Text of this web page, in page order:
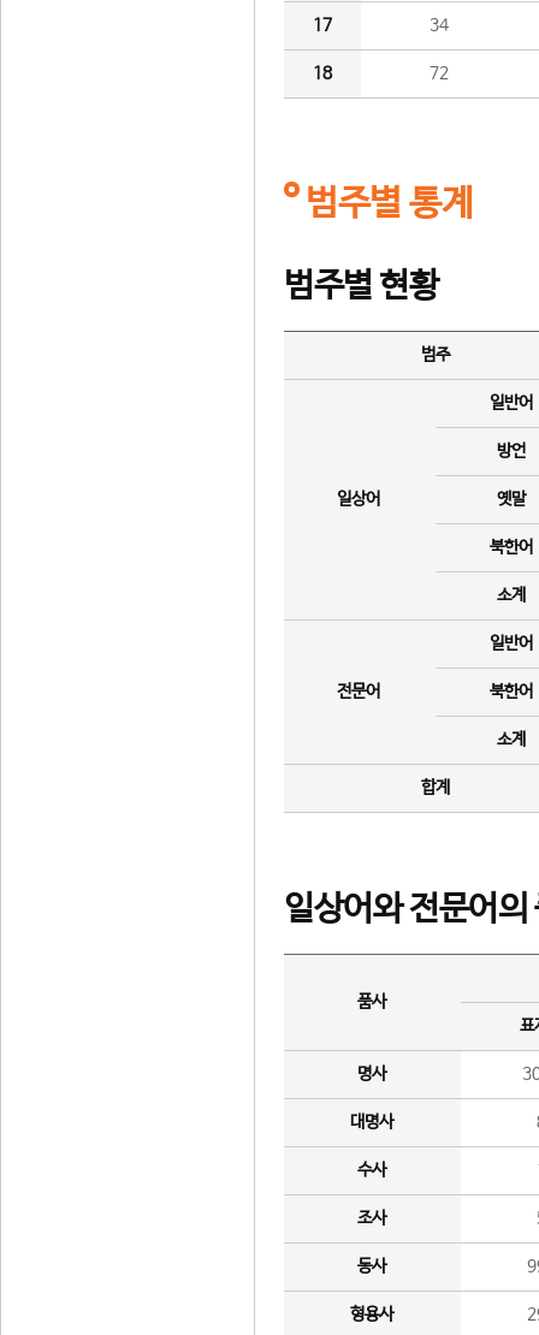
17 34
18 72
범주별 통계
범주별 현황
범주
일상어
일반어
방언
옛말
북한어
소계
전문어
일반어
북한어
소계
합계
일상어와 전문어의
품사
표
명사
대명사
수사
조사
동사
형용사